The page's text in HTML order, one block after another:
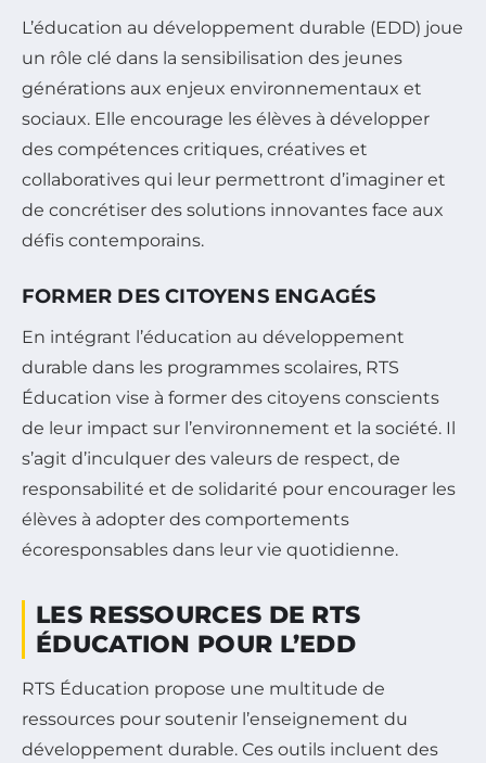
L’éducation au développement durable (EDD) joue
un rôle clé dans la sensibilisation des jeunes
générations aux enjeux environnementaux et
sociaux. Elle encourage les élèves à développer
des compétences critiques, créatives et
collaboratives qui leur permettront d’imaginer et
de concrétiser des solutions innovantes face aux
défis contemporains.
FORMER DES CITOYENS ENGAGÉS
En intégrant l’éducation au développement
durable dans les programmes scolaires, RTS
Éducation vise à former des citoyens conscients
de leur impact sur l’environnement et la société. Il
s’agit d’inculquer des valeurs de respect, de
responsabilité et de solidarité pour encourager les
élèves à adopter des comportements
écoresponsables dans leur vie quotidienne.
LES RESSOURCES DE RTS
ÉDUCATION POUR L’EDD
RTS Éducation propose une multitude de
ressources pour soutenir l’enseignement du
développement durable. Ces outils incluent des